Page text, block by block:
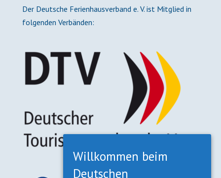
Der Deutsche Ferienhausverband e. V. ist Mitglied in
folgenden Verbänden:
Willkommen beim
Deutschen